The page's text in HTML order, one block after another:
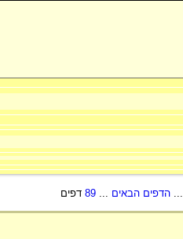
...הדפים הבאים ...
89 דפים